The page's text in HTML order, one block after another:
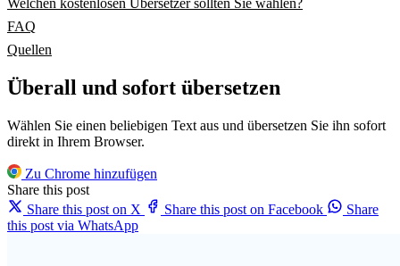
Welchen kostenlosen Übersetzer sollten Sie wählen?
FAQ
Quellen
Überall und sofort übersetzen
Wählen Sie einen beliebigen Text aus und übersetzen Sie ihn sofort
direkt in Ihrem Browser.
Zu Chrome hinzufügen
Share this post
Share this post on X
Share this post on Facebook
Share
this post via WhatsApp